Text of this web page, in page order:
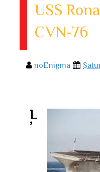
USS
CVN-76
noEnigma
L
’